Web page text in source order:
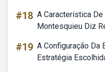
#18 A Característica
Montesquieu Diz
#19 A Configuração Da
Estratégia